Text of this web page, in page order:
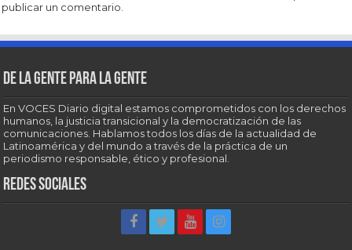
publicar un comentario.
De la gente para la gente
En VOCES Diario digital estamos comprometidos con los derechos
humanos, la justicia transicional y la democratización de las
comunicaciones. Hablamos todos los días de la actualidad de
Latinoamérica y del mundo a través de la práctica de un
periodismo responsable, ético y profesional.
Redes sociales